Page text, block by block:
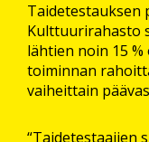
Taidetestauksen
Kulttuurirahasto
lähtien noin 15
toiminnan
vaiheittain
“Taidetestaajien